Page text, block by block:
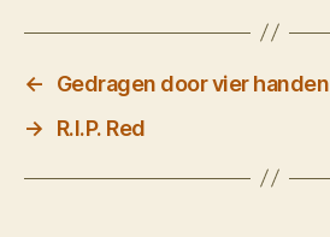
←
Gedragen door vier handen
→
R.I.P. Red